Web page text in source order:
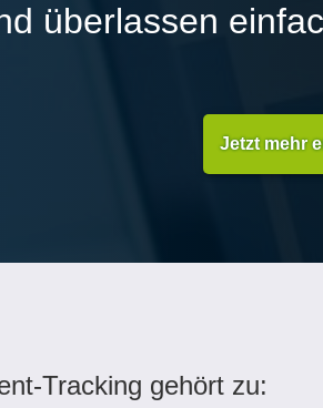
überlassen
Jetzt mehr
Tracking gehört zu: